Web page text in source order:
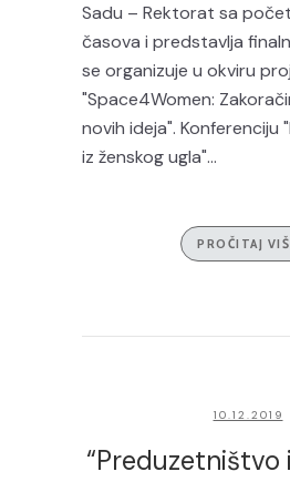
Sadu – Rektorat sa
časova i predstavlja
se organizuje u okviru
"Space4Women:
novih ideja". Konferenciju
iz ženskog ugla"...
PROČITAJ
10.12.2019
“Preduzetništvo